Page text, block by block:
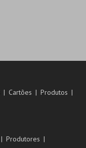
Cartões
Produtos
Produtores